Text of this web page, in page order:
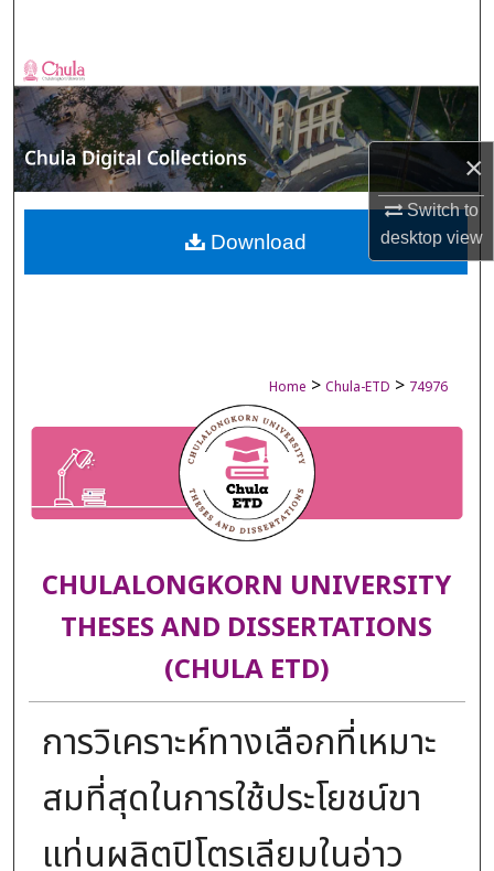
×
Switch to
desktopview
Browse Collections
My Account
About
Digital Commons Network™
Home > Chula-ETD > 74976
CHULALONGKORN UNIVERSITY
THESES AND DISSERTATIONS
(CHULA ETD)
การวิเคราะห์ทางเลือกที่เหมาะ
สมที่สุดในการใช้ประโยชน์ขา
แท่นผลิตปิโตรเลียมในอ่าว
Download